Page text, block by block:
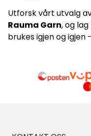
Utforsk vårt utvalg
Rauma Garn, og
brukes igjen og igjen